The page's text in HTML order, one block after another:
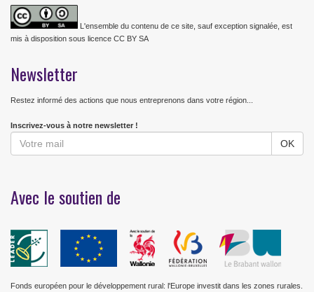
L'ensemble du contenu de ce site, sauf exception signalée, est
mis à disposition sous licence CC BY SA
Newsletter
Restez informé des actions que nous entreprenons dans votre région...
Inscrivez-vous à notre newsletter !
Avec le soutien de
Fonds européen pour le développement rural: l'Europe investit dans les zones rurales.